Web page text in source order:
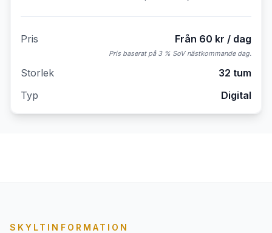
Pris Från 60 kr / dag
Pris baserat på 3 % SoV nästkommande dag.
Storlek
32 tum
Typ
Digital
SKYLTINFORMATION